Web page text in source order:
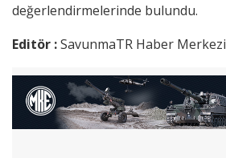
değerlendirmelerinde bulundu.
Editör :SavunmaTR Haber Merkezi